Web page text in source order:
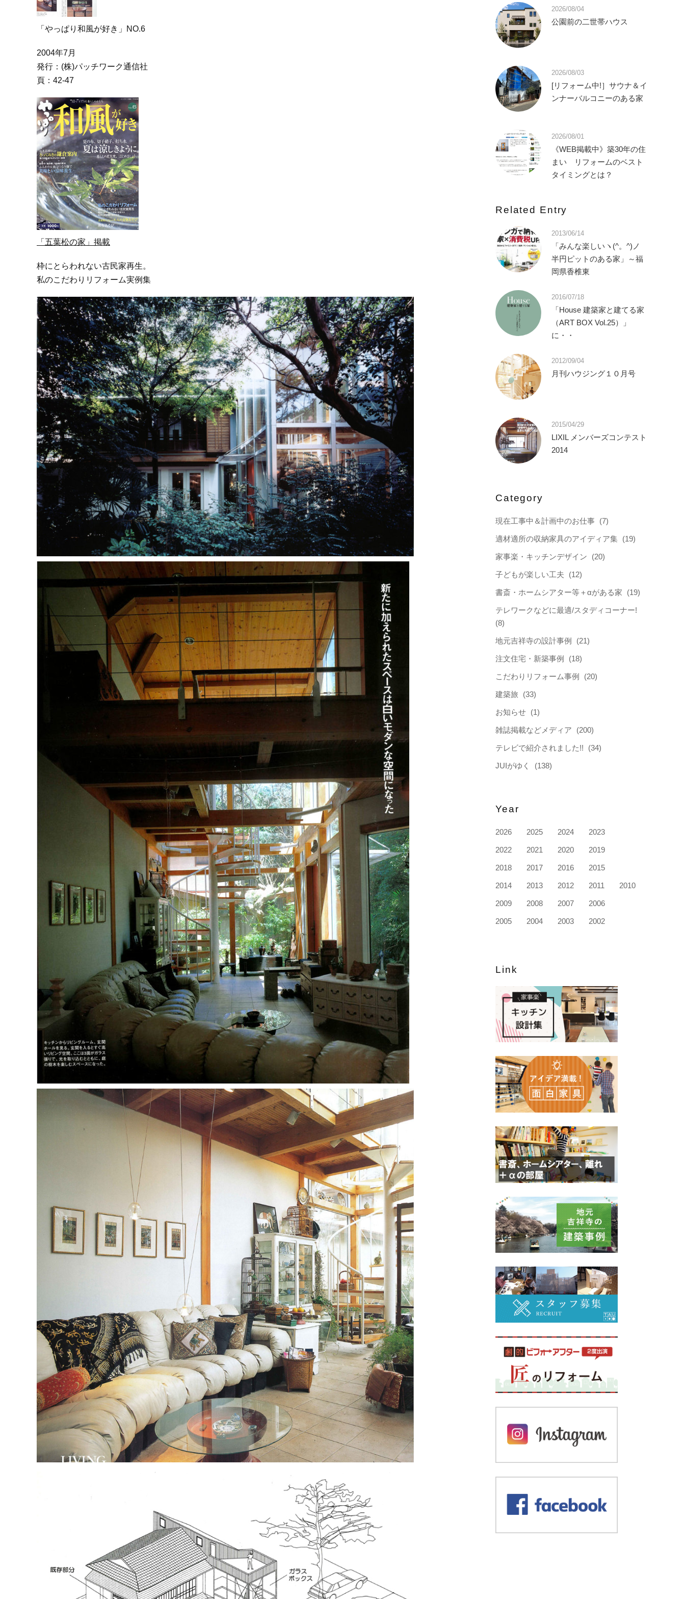
「やっぱり和風が好き」NO.6
2004年7月
発行：(株)パッチワーク通信社
頁：42-47
「五葉松の家」掲載
枠にとらわれない古民家再生。
私のこだわりリフォーム実例集
2026/08/04
公園前の二世帯ハウス
2026/08/03
[リフォーム中!］サウナ＆イ
ンナーバルコニーのある家
2026/08/01
《WEB掲載中》築30年の住
まい リフォームのベスト
タイミングとは？
Related Entry
2013/06/14
「みんな楽しいヽ(^。^)ノ
半円ピットのある家」～福
岡県香椎東
2016/07/18
「House 建築家と建てる家
（ART BOX Vol.25）」
に・・
2012/09/04
月刊ハウジング１０月号
2015/04/29
LIXIL メンバーズコンテスト
2014
Category
現在工事中＆計画中のお仕事 (7)
適材適所の収納家具のアイディア集 (19)
家事楽・キッチンデザイン (20)
子どもが楽しい工夫 (12)
書斎・ホームシアター等＋αがある家 (19)
テレワークなどに最適/スタディコーナー!
(8)
地元吉祥寺の設計事例 (21)
注文住宅・新築事例 (18)
こだわりリフォーム事例 (20)
建築旅 (33)
お知らせ (1)
雑誌掲載などメディア (200)
テレビで紹介されました!! (34)
JUIがゆく (138)
Year
2026 2025 2024 2023
2022 2021 2020 2019
2018 2017 2016 2015
2014 2013 2012 2011 2010
2009 2008 2007 2006
2005 2004 2003 2002
Link